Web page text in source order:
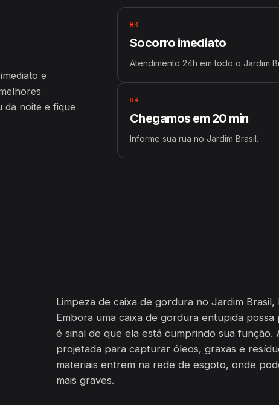
e
da noite e fique
H4
Socorro imediato
Atendimento 24h em todo o Jardim
H4
Chegamos em 20 min
Informe sua rua no Jardim Brasil.
Limpeza de caixa de gordura no Jardim
Embora uma caixa de gordura entupida
é sinal de que ela está cumprindo sua função.
projetada para capturar óleos, graxas e
materiais entrem na rede de esgoto, onde
mais graves.